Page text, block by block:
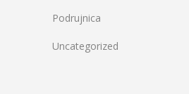
Podrujnica
Uncategorized